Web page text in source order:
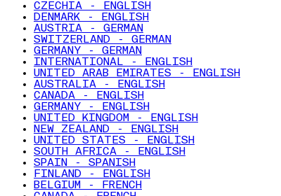
CZECHIA - ENGLISH
DENMARK - ENGLISH
AUSTRIA - GERMAN
SWITZERLAND - GERMAN
GERMANY - GERMAN
INTERNATIONAL - ENGLISH
UNITED ARAB EMIRATES - ENGLISH
AUSTRALIA - ENGLISH
CANADA - ENGLISH
GERMANY - ENGLISH
UNITED KINGDOM - ENGLISH
NEW ZEALAND - ENGLISH
UNITED STATES - ENGLISH
SOUTH AFRICA - ENGLISH
SPAIN - SPANISH
FINLAND - ENGLISH
BELGIUM - FRENCH